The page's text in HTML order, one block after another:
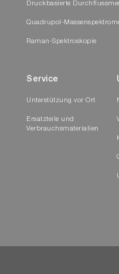
Druckbasierte
Quadrupol-
Raman-Spektroskopie
Service
Unterstützung vor Ort
Ersatzteile und
Verbrauchsmaterialien